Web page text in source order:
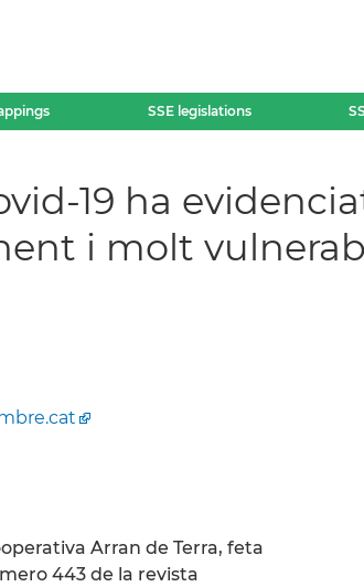
SSE legislations
19 ha
i molt
Arran de Terra, feta
443 de la revista